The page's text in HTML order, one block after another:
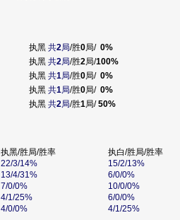
执黑 共2局/胜0局/0%
执黑 共2局/胜2局/100%
执黑 共1局/胜0局/0%
执黑 共1局/胜0局/0%
执黑 共2局/胜1局/50%
执黑/胜局/胜率 执白/胜局/胜率
22/3/14% 15/2/13%
13/4/31% 6/0/0%
7/0/0% 10/0/0%
4/1/25% 6/0/0%
4/0/0% 4/1/25%